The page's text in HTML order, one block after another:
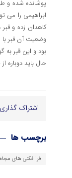
پوشانده شده و
ابراهیمی را می
کاهدان زده و
وضعیت آن قبر با
بود و این قبر به
حال باید دوباره
اشتراک
برچسب ها
فرا فکنی های